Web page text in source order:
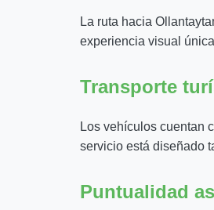
La ruta hacia
experiencia visual
Transporte
Los vehículos cuentan
servicio está diseñado
Puntualidad